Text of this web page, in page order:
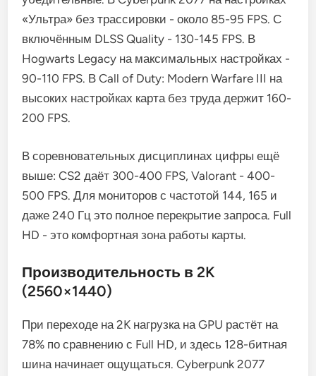
«Ультра» без трассировки - около 85-95 FPS. С
включённым DLSS Quality - 130-145 FPS. В
Hogwarts Legacy на максимальных настройках -
90-110 FPS. В Call of Duty: Modern Warfare III на
высоких настройках карта без труда держит 160-
200 FPS.
В соревновательных дисциплинах цифры ещё
выше: CS2 даёт 300-400 FPS, Valorant - 400-
500 FPS. Для мониторов с частотой 144, 165 и
даже 240 Гц это полное перекрытие запроса. Full
HD - это комфортная зона работы карты.
Производительность в 2K
(2560×1440)
При переходе на 2K нагрузка на GPU растёт на
78% по сравнению с Full HD, и здесь 128-битная
шина начинает ощущаться. Cyberpunk 2077